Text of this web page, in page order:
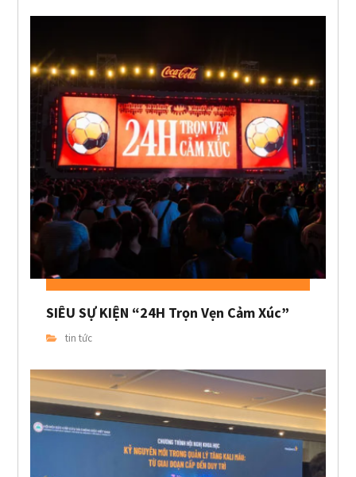
SIÊU SỰ KIỆN “24H Trọn Vẹn Cảm Xúc”
tin tức